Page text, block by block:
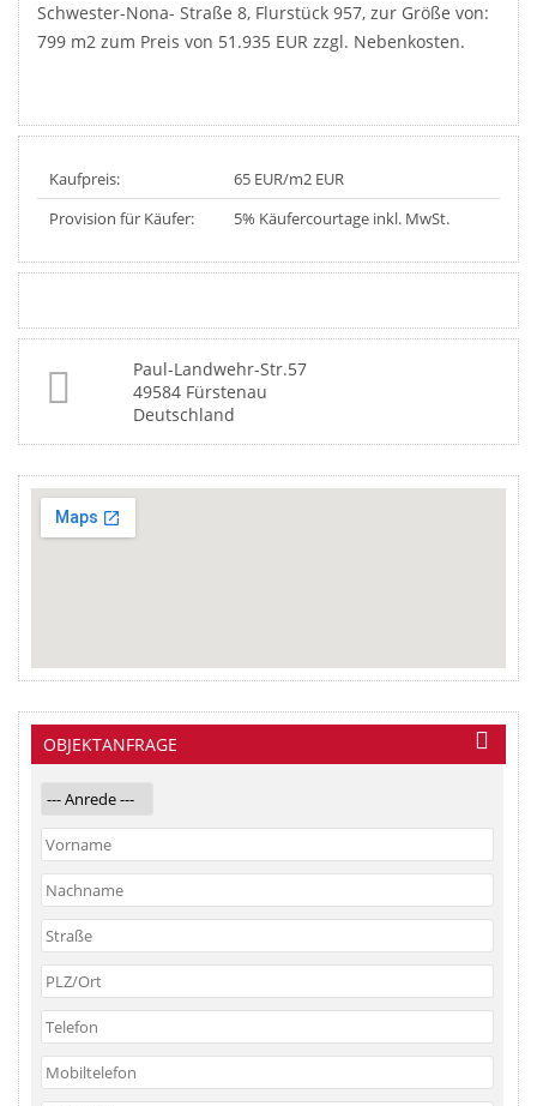
Schwester-Nona- Straße 8, Flurstück 957, zur Größe von:
799 m2 zum Preis von 51.935 EUR zzgl. Nebenkosten.
Kaufpreis:
65 EUR/m2 EUR
Provision für Käufer:
5% Käufercourtage inkl. MwSt.
Paul-Landwehr-Str.57
49584 Fürstenau
Deutschland
OBJEKTANFRAGE